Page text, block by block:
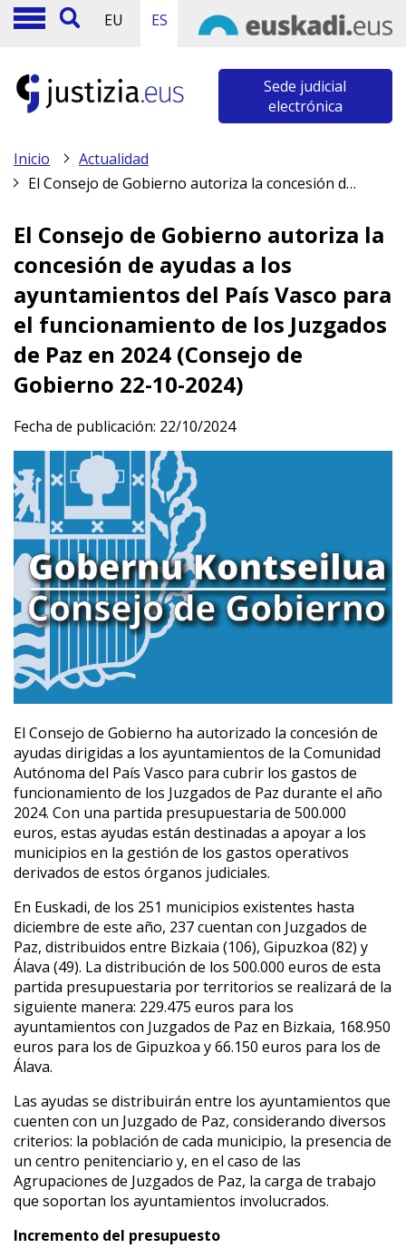
EU ES
Sede judicial
electrónica
Inicio
Actualidad
El Consejo de Gobierno autoriza la concesión de ayudas a los ayuntamientos del País Vasco para el funcionamiento de los Juzgados de Paz en 2024 (Consejo de Gobierno 22-10-2024)
El Consejo de Gobierno autoriza la
concesión de ayudas a los
ayuntamientos del País Vasco para
el funcionamiento de los Juzgados
de Paz en 2024 (Consejo de
Gobierno 22-10-2024)
Fecha de publicación: 22/10/2024
El Consejo de Gobierno ha autorizado la concesión de
ayudas dirigidas a los ayuntamientos de la Comunidad
Autónoma del País Vasco para cubrir los gastos de
funcionamiento de los Juzgados de Paz durante el año
2024. Con una partida presupuestaria de 500.000
euros, estas ayudas están destinadas a apoyar a los
municipios en la gestión de los gastos operativos
derivados de estos órganos judiciales.
En Euskadi, de los 251 municipios existentes hasta
diciembre de este año, 237 cuentan con Juzgados de
Paz, distribuidos entre Bizkaia (106), Gipuzkoa (82) y
Álava (49). La distribución de los 500.000 euros de esta
partida presupuestaria por territorios se realizará de la
siguiente manera: 229.475 euros para los
ayuntamientos con Juzgados de Paz en Bizkaia, 168.950
euros para los de Gipuzkoa y 66.150 euros para los de
Álava.
Las ayudas se distribuirán entre los ayuntamientos que
cuenten con un Juzgado de Paz, considerando diversos
criterios: la población de cada municipio, la presencia de
un centro penitenciario y, en el caso de las
Agrupaciones de Juzgados de Paz, la carga de trabajo
que soportan los ayuntamientos involucrados.
Incremento del presupuesto